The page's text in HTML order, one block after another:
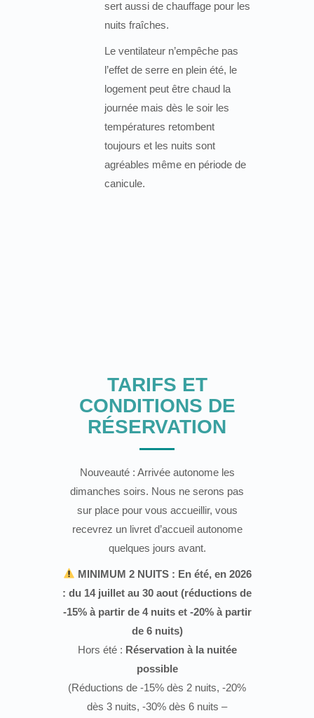
sert aussi de chauffage pour les
nuits fraîches.
Le ventilateur n’empêche pas
l’effet de serre en plein été, le
logement peut être chaud la
journée mais dès le soir les
températures retombent
toujours et les nuits sont
agréables même en période de
canicule.
TARIFS ET
CONDITIONS DE
RÉSERVATION
Nouveauté : Arrivée autonome les
dimanches soirs. Nous ne serons pas
sur place pour vous accueillir, vous
recevrez un livret d’accueil autonome
quelques jours avant.
MINIMUM 2 NUITS : En été, en 2026
: du 14 juillet au 30 aout (réductions de
-15% à partir de 4 nuits et -20% à partir
de 6 nuits)
Hors été : Réservation à la nuitée
possible
(Réductions de -15% dès 2 nuits, -20%
dès 3 nuits, -30% dès 6 nuits –